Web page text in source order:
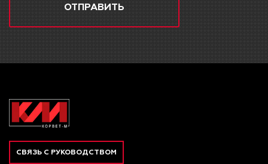
ОТПРАВИТЬ
СВЯЗЬ С РУКОВОДСТВОМ